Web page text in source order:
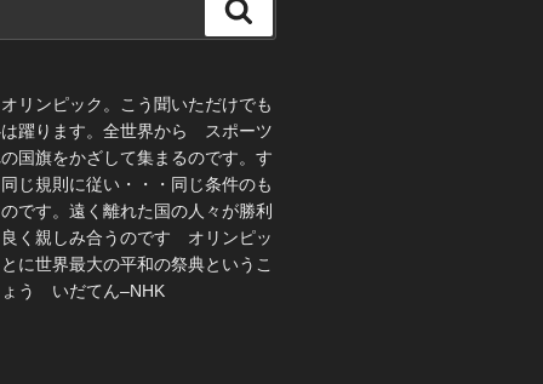
索
リンピック。こう聞いただけでも
躍ります。全世界から スポーツ
国旗をかざして集まるのです。す
じ規則に従い・・・同じ条件のも
です。遠く離れた国の人々が勝利
く親しみ合うのです オリンピッ
に世界最大の平和の祭典というこ
ょう いだてん–NHK